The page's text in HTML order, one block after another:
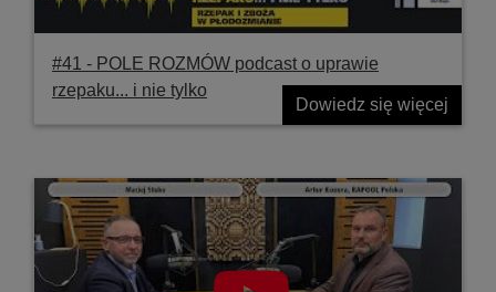
#41 ‐ POLE ROZMÓW podcast o uprawie
rzepaku... i nie tylko
Dowiedz się więcej